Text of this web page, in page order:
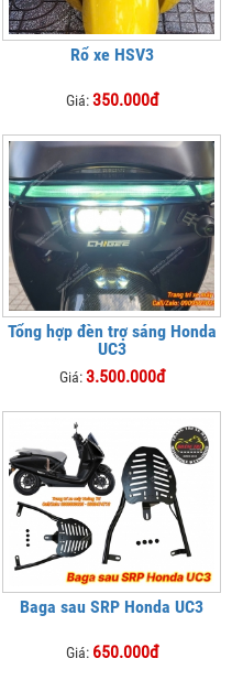
Rổ xe HSV3
Giá:350.000đ
Tổng hợp đèn trợ sáng Honda
UC3
Giá:3.500.000đ
Baga sau SRP Honda UC3
Giá: 650.000đ